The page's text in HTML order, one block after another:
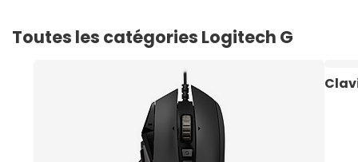
Toutes les catégories Logitech G